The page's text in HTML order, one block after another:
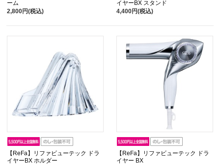
ーム
2,800円(税込)
イヤーBX スタンド
4,400円(税込)
【ReFa】リファビューテック ドラ
イヤーBX ホルダー
【ReFa】リファビューテック ドラ
イヤー BX